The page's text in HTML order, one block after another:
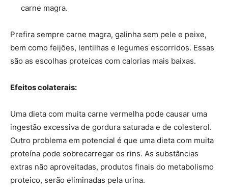
carne magra.
Prefira sempre carne magra, galinha sem pele e peixe,
bem como feijões, lentilhas e legumes escorridos. Essas
são as escolhas proteicas com calorias mais baixas.
Efeitos colaterais:
Uma dieta com muita carne vermelha pode causar uma
ingestão excessiva de gordura saturada e de colesterol.
Outro problema em potencial é que uma dieta com muita
proteína pode sobrecarregar os rins. As substâncias
extras não aproveitadas, produtos finais do metabolismo
proteico, serão eliminadas pela urina.